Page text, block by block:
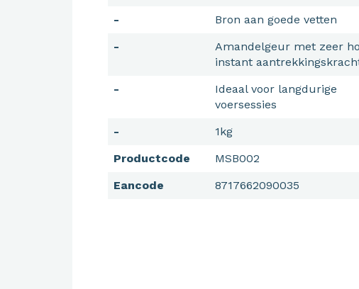
-
Bron aan goede vetten
-
Amandelgeur met zeer
instant
-
Ideaal voor langdurige
voersessies
-
1kg
Productcode
MSB002
Eancode
8717662090035